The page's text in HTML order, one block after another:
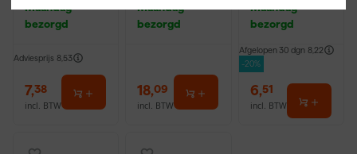
Maandag
bezorgd
Adviesprijs 8,53
7,38
incl. BTW
entraat 1L
Maandag
bezorgd
18,09
incl. BTW
Maandag
bezorgd
Afgelopen 30 dgn 8,22
-20%
6,51
incl. BTW